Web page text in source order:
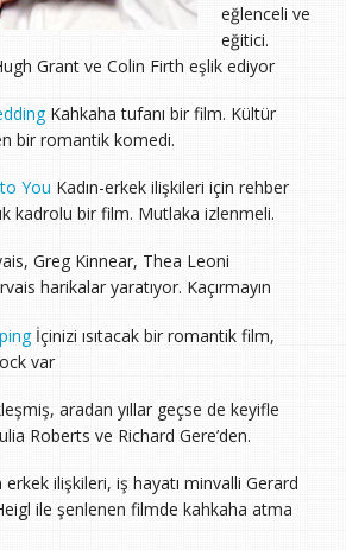
eğlenceli ve
eğitici.
Grant ve Colin Firth eşlik ediyor
Kahkaha tufanı bir film. Kültür
bir romantik komedi.
You Kadın-erkek ilişkileri için rehber
kadrolu bir film. Mutlaka izlenmeli.
Greg Kinnear, Thea Leoni
harikalar yaratıyor. Kaçırmayın
İçinizi ısıtacak bir romantik film,
var
aradan yıllar geçse de keyifle
Roberts ve Richard Gere’den.
erkek ilişkileri, iş hayatı minvalli Gerard
ile şenlenen filmde kahkaha atma